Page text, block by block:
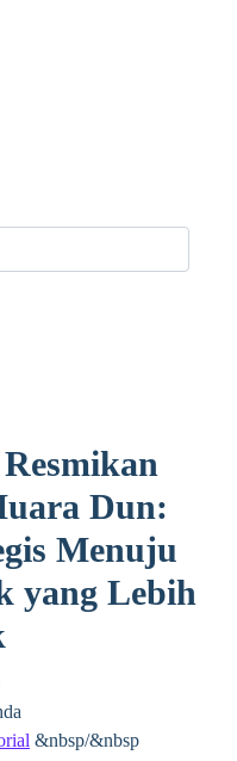
Dun:
Menuju
yang Lebih
&nbsp/&nbsp